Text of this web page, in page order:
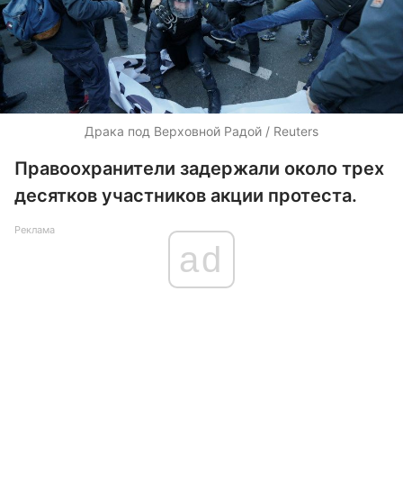
Драка под Верховной Радой / Reuters
Правоохранители задержали около трех
десятков участников акции протеста.
Реклама
ad